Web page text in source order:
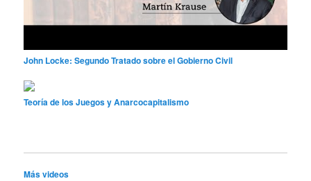
John Locke: Segundo Tratado sobre el Gobierno Civil
Teoría de los Juegos y Anarcocapitalismo
Más videos